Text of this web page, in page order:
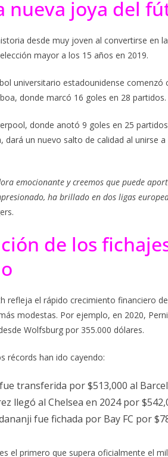
nueva joya del
desde muy joven al convertirse en
mayor a los 15 años en 2019.
universitario estadounidense
donde marcó 16 goles en 28 partidos.
donde anotó 9 goles en 25
dará un nuevo salto de calidad al unirse
emocionante y creemos que puede
ha brillado en dos ligas
de los
refleja el rápido crecimiento financiero
modestas. Por ejemplo, en 2020,
Wolfsburg por 355.000 dólares.
récords han ido cayendo:
transferida por $513,000 al
llegó al Chelsea en 2024 por
fue fichada por Bay FC por
el primero que supera oficialmente el